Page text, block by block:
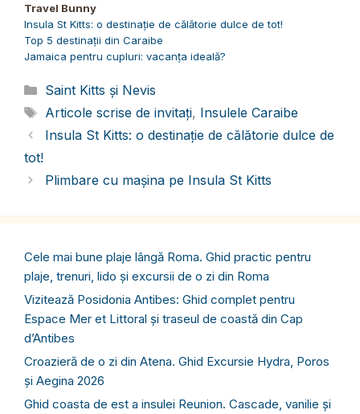
Travel Bunny
Insula St Kitts: o destinație de călătorie dulce de tot!
Top 5 destinații din Caraibe
Jamaica pentru cupluri: vacanța ideală?
Categorii
Saint Kitts și Nevis
Etichete
Articole scrise de invitați, Insulele Caraibe
Insula St Kitts: o destinație de călătorie dulce de
tot!
Plimbare cu mașina pe Insula St Kitts
Cele mai bune plaje lângă Roma. Ghid practic pentru
plaje, trenuri, lido și excursii de o zi din Roma
Vizitează Posidonia Antibes: Ghid complet pentru
Espace Mer et Littoral și traseul de coastă din Cap
d’Antibes
Croazieră de o zi din Atena. Ghid Excursie Hydra, Poros
și Aegina 2026
Ghid coasta de est a insulei Reunion. Cascade, vanilie și